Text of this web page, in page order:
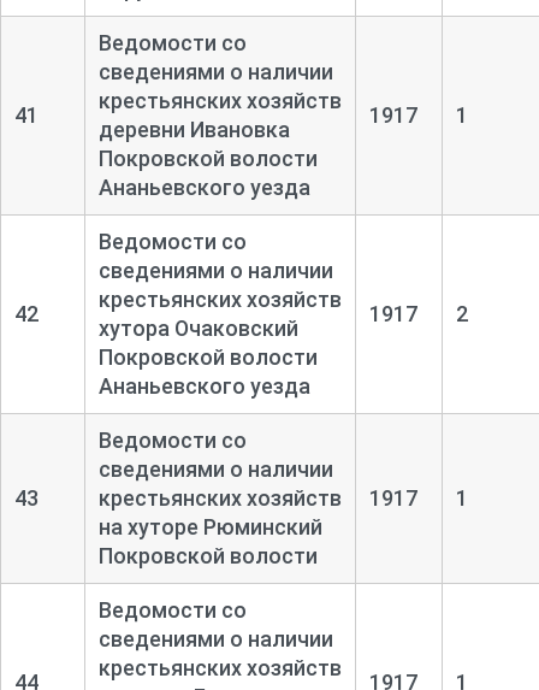
41
Ведомости со
сведениями о наличии
крестьянских хозяйств
деревни Ивановка
Покровской волости
Ананьевского уезда
1917 1
42
Ведомости со
сведениями о наличии
крестьянских хозяйств
хутора Очаковский
Покровской волости
Ананьевского уезда
1917 2
43
Ведомости со
сведениями о наличии
крестьянских хозяйств
на хуторе Рюминский
Покровской волости
1917 1
44
Ведомости со
сведениями о наличии
крестьянских хозяйств
1917 1